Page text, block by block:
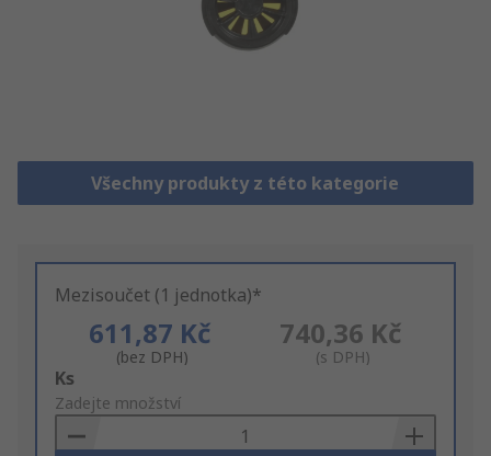
Všechny produkty z této kategorie
Mezisoučet (1 jednotka)*
611,87 Kč
(bez DPH)
740,36 Kč
(s DPH)
Add
to
Basket
Ks
Zadejte množství